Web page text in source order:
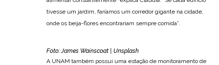
tivesse um jardim, faríamos um corredor gigante na cidade,
onde os beija-flores encontrariam sempre comida”.
Foto: James Wainscoat | Unsplash
A UNAM também possui uma estação de monitoramento de